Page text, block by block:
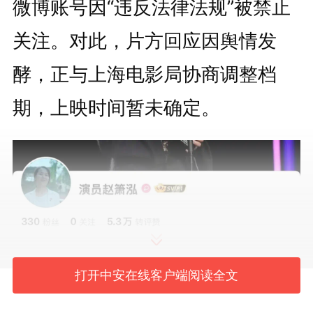
微博账号因“违反法律法规”被禁止
关注。对此，片方回应因舆情发
酵，正与上海电影局协商调整档
期，上映时间暂未确定。
打开中安在线客户端阅读全文